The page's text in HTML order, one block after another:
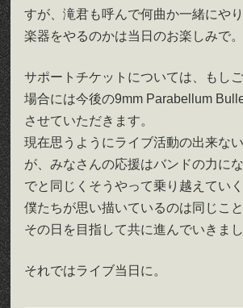
すが、滝君も呼んで何曲か一緒にや
楽器をやるのかは当日のお楽しみで。
サポートチケットについては、もし
場合には今後の9mm Parabellum
させていただきます。
現在思うようにライブ活動の出来な
が、みなさんの応援はバンドの力に
でと同じくそうやって乗り越えていく
僕たちが思い描いているのは同じこ
その日を目指して共に進んでいきまし
それではライブ当日に。